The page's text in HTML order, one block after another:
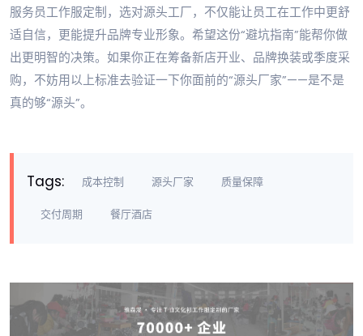
服务员工作服定制，选对源头工厂，不仅能让员工在工作中更舒
适自信，更能提升品牌专业形象。希望这份“避坑指南”能帮你做
出更明智的决策。如果你正在筹备新店开业、品牌换装或季度采
购，不妨用以上标准去验证一下你面前的“源头厂家”——是不是
真的够“源头”。
Tags: 成本控制 源头厂家 质量保障
交付周期 餐厅酒店